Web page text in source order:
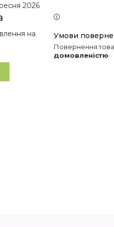
2026
на
повернення
домовленістю